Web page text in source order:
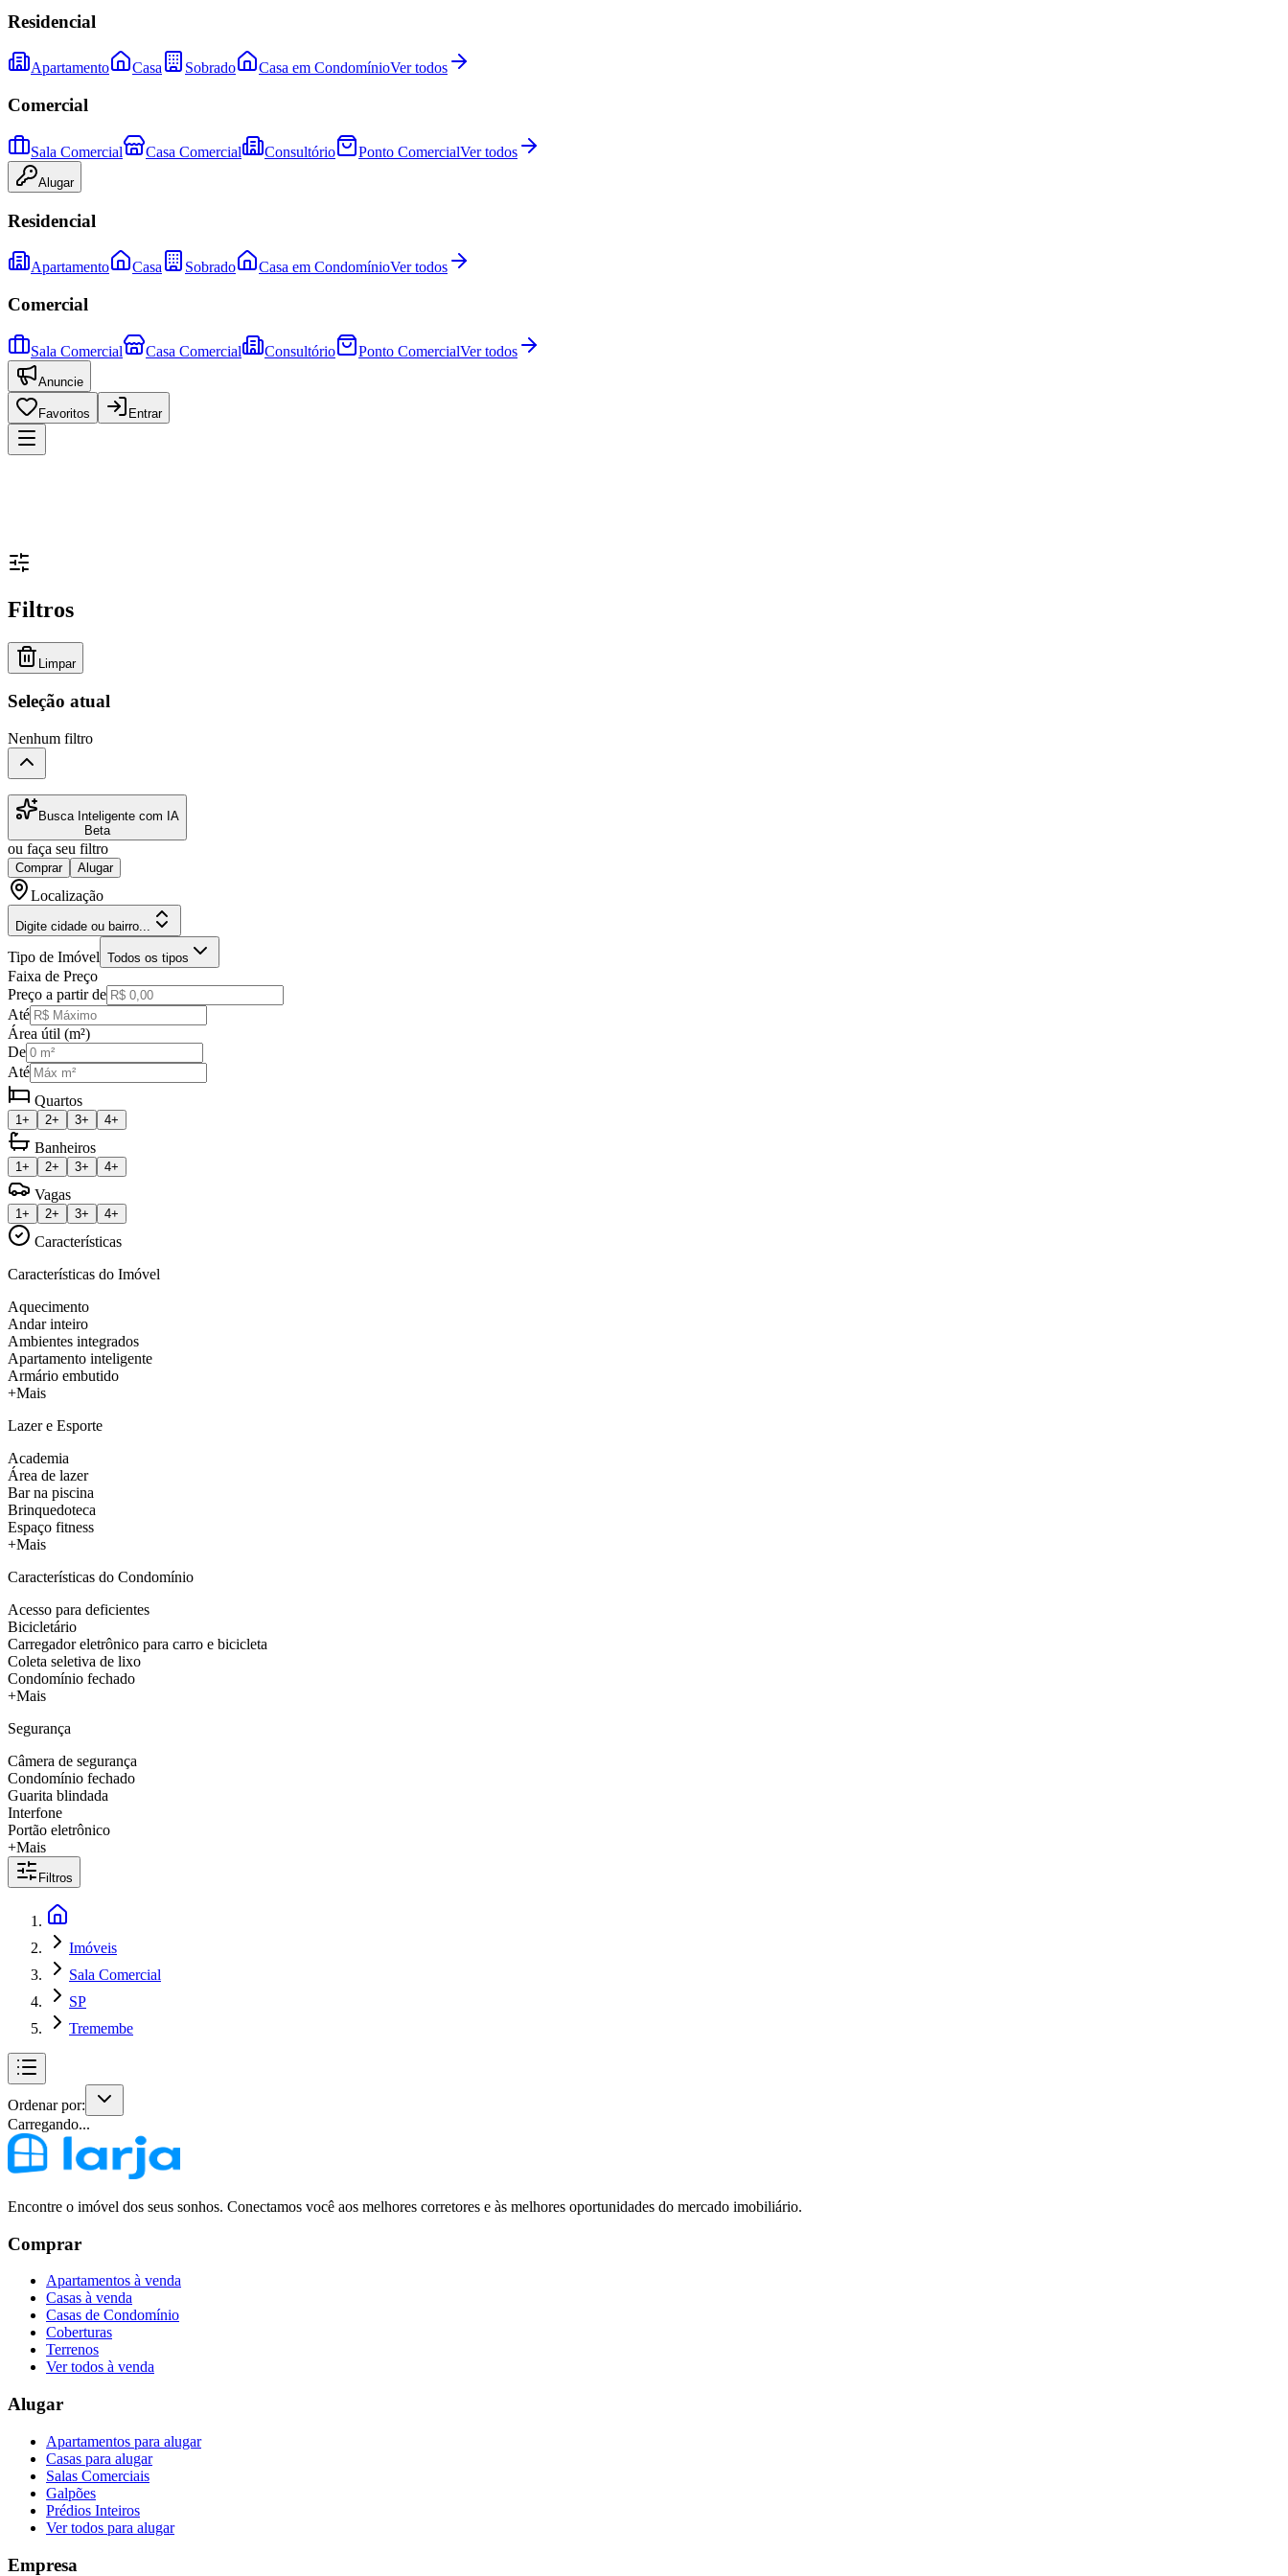
Residencial
Apartamento Casa Sobrado Casa em CondomínioVer todos
Comercial
Sala Comercial Casa Comercial Consultório Ponto ComercialVer todos
Alugar
Residencial
Apartamento Casa Sobrado Casa em CondomínioVer todos
Comercial
Sala Comercial Casa Comercial Consultório Ponto ComercialVer todos
Anuncie
Favoritos Entrar
Filtros
Limpar
Seleção atual
Nenhum filtro
Busca Inteligente com IA
Beta
ou faça seu filtro
Comprar Alugar
Localização
Digite cidade ou bairro...
Tipo de Imóvel Todos os tipos
Faixa de Preço
Preço a partir de
Até
Área útil (m²)
De
Até
Quartos
1+ 2+ 3+ 4+
Banheiros
1+ 2+ 3+ 4+
Vagas
1+ 2+ 3+ 4+
Características
Características do Imóvel
Aquecimento
Andar inteiro
Ambientes integrados
Apartamento inteligente
Armário embutido
+Mais
Lazer e Esporte
Academia
Área de lazer
Bar na piscina
Brinquedoteca
Espaço fitness
+Mais
Características do Condomínio
Acesso para deficientes
Bicicletário
Carregador eletrônico para carro e bicicleta
Coleta seletiva de lixo
Condomínio fechado
+Mais
Segurança
Câmera de segurança
Condomínio fechado
Guarita blindada
Interfone
Portão eletrônico
+Mais
Filtros
Imóveis
Sala Comercial
SP
Tremembe
Ordenar por:
Carregando...
Encontre o imóvel dos seus sonhos. Conectamos você aos melhores corretores e às melhores oportunidades do mercado imobiliário.
Comprar
Apartamentos à venda
Casas à venda
Casas de Condomínio
Coberturas
Terrenos
Ver todos à venda
Alugar
Apartamentos para alugar
Casas para alugar
Salas Comerciais
Galpões
Prédios Inteiros
Ver todos para alugar
Empresa